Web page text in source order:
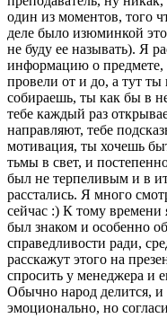
один из моментов, того
деле было изюминкой
не буду ее называть). Я
информацию о предмете,
провели от и до, а тут ты
собираешь, ты как бы в
тебе каждый раз
направляют, тебе
мотивация, ты хочешь
тьмы в свет, и
был не терпеливым и в
расстались. Я много
сейчас :) К тому
был знаком и особенно
справедливости ради,
расскажут этого на
спросить у менеджера и
Обычно народ делится, и
эмоционально, но